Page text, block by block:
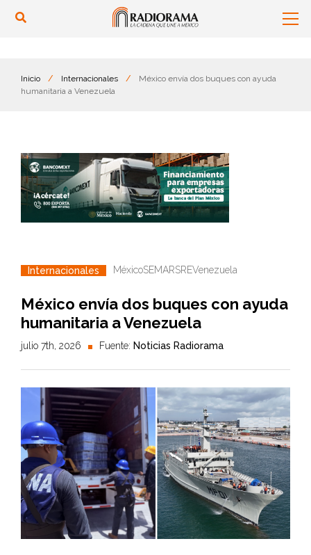
Inicio / Internacionales /
México envía dos buques con ayuda
humanitaria a Venezuela
Internacionales MéxicoSEMARSREVenezuela
México envía dos buques con ayuda
humanitaria a Venezuela
julio 7th, 2026 Fuente: Noticias Radiorama